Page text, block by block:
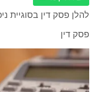
להלן פסק דין בסוגיית
פסק דין